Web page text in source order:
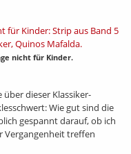
nicht für Kinder.
dieser Klassiker-
Wie gut sind die
gespannt darauf, ob ich
Vergangenheit treffen